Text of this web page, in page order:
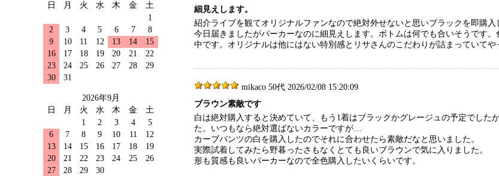
細見えします。
紹介ライブを観てオリジナルファンなので絶対外せないと思いブラックを即購入
今日届きましたがパーカーなのに細見えします。ボトムは何でも合いそうです
中です。オリジナルは他にはない特別感とリサさんのこだわりが詰まっていてや
mikaco 50代 2026/02/08 15:20:09
ブラウン素敵です
白は絶対購入すると決めていて、もう1着はブラックかグレージュの予定でし
た。いつもなら絶対選ばないカラーですが…
カーブパンツの白を購入したのでそれに合わせたら素敵だなと思いました。
実際試着してみたら野暮ったさもなくとても良いブラウンで気に入りました。
形も質感も良いパーカーなので全色購入したいくらいです。
日
月 火 水 木 金
土
1
2
3 4 5 6 7
8
9
10 11 12 13 14
15
16
17 18 19 20 21
22
23
24 25 26 27 28
29
30
31
2026年9月
日
月 火 水 木 金
土
1
2 3 4
5
6
7 8 9 10 11
12
13
14 15 16 17 18
19
20
21 22 23 24 25
26
27
28 29 30